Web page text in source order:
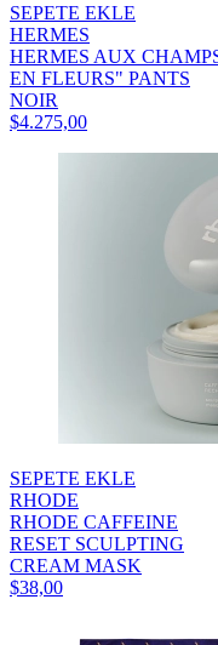
SEPETE EKLE
HERMES
HERMES AUX
EN FLEURS" PANTS
NOIR
$4.275,00
SEPETE EKLE
RHODE
RHODE CAFFEINE
RESET SCULPTING
CREAM MASK
$38,00